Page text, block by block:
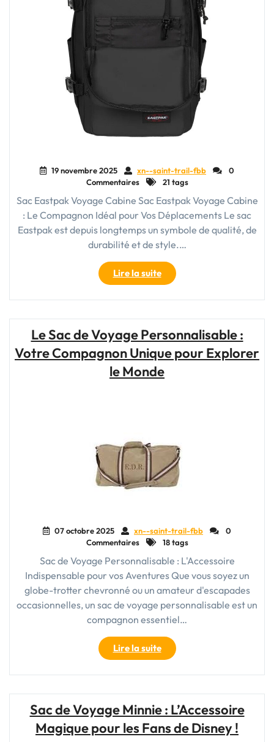
19 novembre 2025 xn--saint-trail-fbb
0
Commentaires
21 tags
Sac Eastpak Voyage Cabine Sac Eastpak Voyage Cabine
: Le Compagnon Idéal pour Vos Déplacements Le sac
Eastpak est depuis longtemps un symbole de qualité, de
durabilité et de style.…
Lire la suite"Le
Sac
Eastpak
:
Votre
de
Le Sac de Voyage Personnalisable :
Votre Compagnon Unique pour Explorer
le Monde
07 octobre 2025 xn--saint-trail-fbb
0
Commentaires
18 tags
Sac de Voyage Personnalisable : L'Accessoire
Indispensable pour vos Aventures Que vous soyez un
globe-trotter chevronné ou un amateur d'escapades
occasionnelles, un sac de voyage personnalisable est un
compagnon essentiel…
Lire la suite"Le
Sac
de
:
Votre
Sac de Voyage Minnie : L’Accessoire
Magique pour les Fans de Disney !